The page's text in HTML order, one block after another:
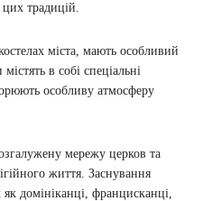
традицій.
міста, мають особливий
в собі спеціальні
особливу атмосферу
мережу церков та
життя. Заснування
домініканці, францисканці,